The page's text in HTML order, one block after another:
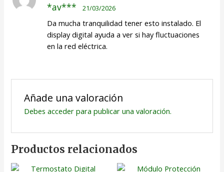
con5de 5
*av*** 21/03/2026
Da mucha tranquilidad tener esto instalado. El
display digital ayuda a ver si hay fluctuaciones
en la red eléctrica.
Añade una valoración
Debes accederpara publicar una valoración.
Productos relacionados